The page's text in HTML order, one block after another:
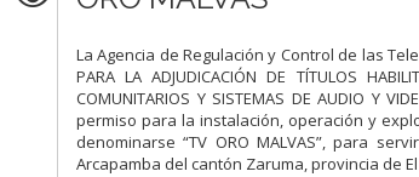
La Agencia de Regulación y Control de las
PARA LA ADJUDICACIÓN DE TÍTULOS
COMUNITARIOS Y SISTEMAS DE AUDIO Y
permiso para la instalación, operación y
denominarse “TV ORO MALVAS”, para
Arcapamba del cantón Zaruma, provincia de